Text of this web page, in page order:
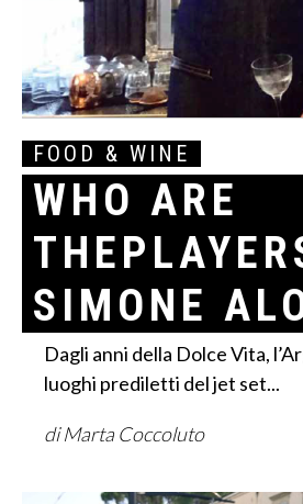
FOOD & WINE
WHO ARE
SIMONE
Dagli anni della Dolce Vita,
luoghi prediletti del jet set...
di Marta Coccoluto